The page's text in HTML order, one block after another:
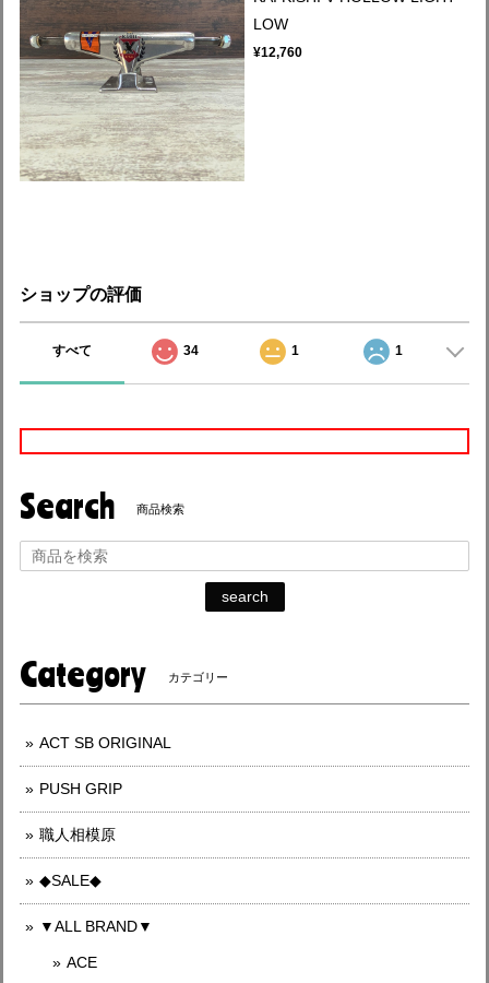
LOW
¥12,760
ショップの評価
すべて 34 1 1
Search 商品検索
search
Category カテゴリー
ACT SB ORIGINAL
PUSH GRIP
職人相模原
◆SALE◆
▼ALL BRAND▼
ACE